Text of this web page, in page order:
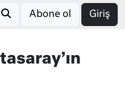
Abone ol Giriş